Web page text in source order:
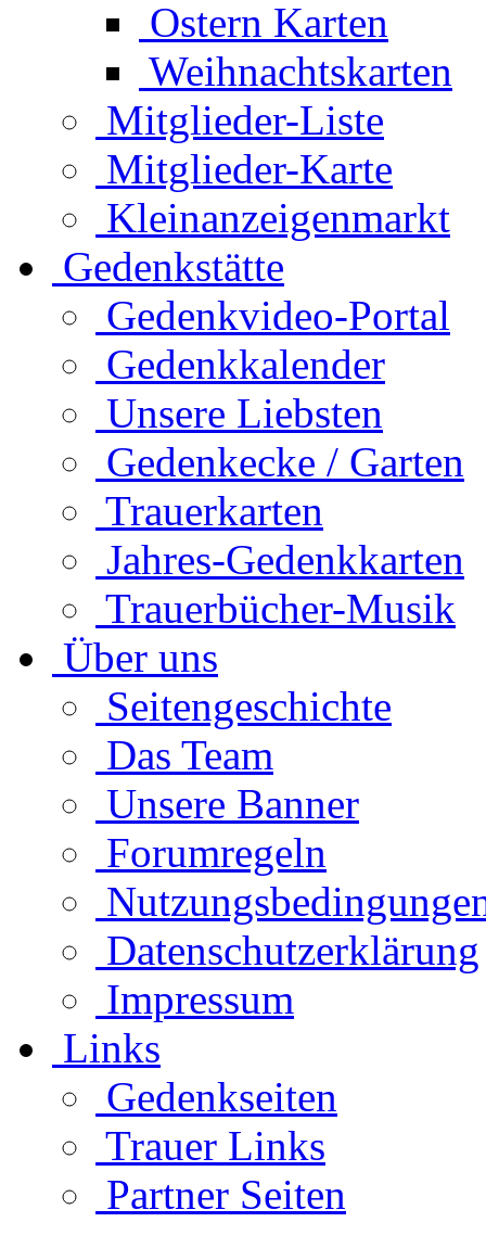
Ostern Karten
Weihnachtskarten
Mitglieder-Liste
Mitglieder-Karte
Kleinanzeigenmarkt
Gedenkstätte
Gedenkvideo-Portal
Gedenkkalender
Unsere Liebsten
Gedenkecke / Garten
Trauerkarten
Jahres-Gedenkkarten
Trauerbücher-Musik
Über uns
Seitengeschichte
Das Team
Unsere Banner
Forumregeln
Datenschutzerklärung
Impressum
Links
Gedenkseiten
Trauer Links
Partner Seiten